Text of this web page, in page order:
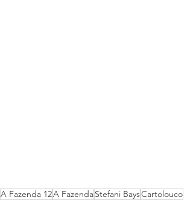
A Fazenda 12A FazendaStefani BaysCartolouco